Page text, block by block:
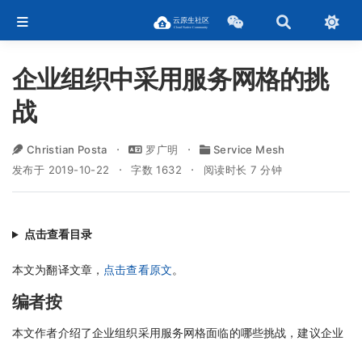
企业组织中采用服务网格的挑
战
Christian Posta 罗广明
Service Mesh
发布于 2019-10-22
字数 1632 阅读时长 7 分钟
点击查看目录
本文为翻译文章， 点击查看原文。
编者按
本文作者介绍了企业组织采用服务网格面临的哪些挑战，建议企业